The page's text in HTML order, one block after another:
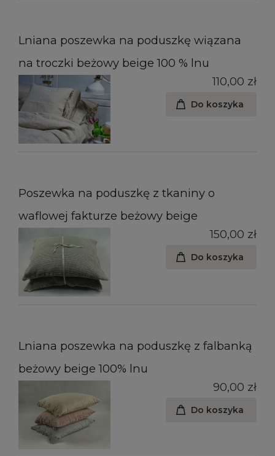
Lniana poszewka na poduszkę wiązana
na troczki beżowy beige 100 % lnu
110,00 zł
Do koszyka
Poszewka na poduszkę z tkaniny o
waflowej fakturze beżowy beige
150,00 zł
Do koszyka
Lniana poszewka na poduszkę z falbanką
beżowy beige 100% lnu
90,00 zł
Do koszyka